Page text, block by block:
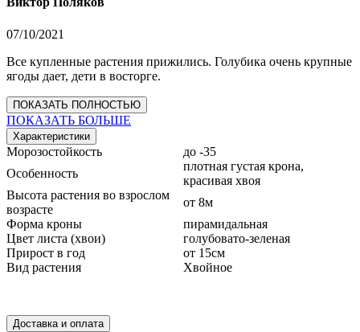
07/10/2021
Все купленные растения прижились. Голубика очень крупные
ягоды дает, дети в восторге.
ПОКАЗАТЬ ПОЛНОСТЬЮ
ПОКАЗАТЬ БОЛЬШЕ
Характеристики
Морозостойкость
до -35
Особенность
плотная густая крона,
красивая хвоя
Высота растения во взрослом
возрасте
от 8м
Форма кроны
пирамидальная
Цвет листа (хвои)
голубовато-зеленая
Прирост в год
от 15см
Вид растения
Хвойное
Доставка и оплата